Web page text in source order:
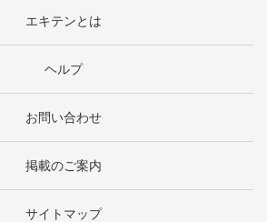
エキテンとは
ヘルプ
お問い合わせ
掲載のご案内
サイトマップ